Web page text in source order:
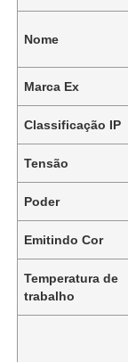
Nome
Marca Ex
Classificação IP
Tensão
Poder
Emitindo Cor
Temperatura de
trabalho